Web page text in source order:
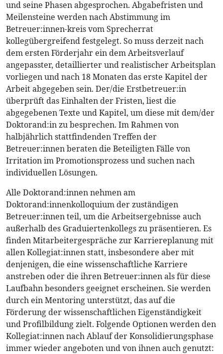
und seine Phasen abgesprochen. Abgabefristen und
Meilensteine werden nach Abstimmung im
Betreuer:innen-kreis vom Sprecherrat
kollegübergreifend festgelegt. So muss derzeit nach
dem ersten Förderjahr ein dem Arbeitsverlauf
angepasster, detaillierter und realistischer Arbeitsplan
vorliegen und nach 18 Monaten das erste Kapitel der
Arbeit abgegeben sein. Der/die Erstbetreuer:in
überprüft das Einhalten der Fristen, liest die
abgegebenen Texte und Kapitel, um diese mit dem/der
Doktorand:in zu besprechen. Im Rahmen von
halbjährlich stattfindenden Treffen der
Betreuer:innen beraten die Beteiligten Fälle von
Irritation im Promotionsprozess und suchen nach
individuellen Lösungen.
Alle Doktorand:innen nehmen am
Doktorand:innenkolloquium der zuständigen
Betreuer:innen teil, um die Arbeitsergebnisse auch
außerhalb des Graduiertenkollegs zu präsentieren. Es
finden Mitarbeitergespräche zur Karriereplanung mit
allen Kollegiat:innen statt, insbesondere aber mit
denjenigen, die eine wissenschaftliche Karriere
anstreben oder die ihren Betreuer:innen als für diese
Laufbahn besonders geeignet erscheinen. Sie werden
durch ein Mentoring unterstützt, das auf die
Förderung der wissenschaftlichen Eigenständigkeit
und Profilbildung zielt. Folgende Optionen werden den
Kollegiat:innen nach Ablauf der Konsolidierungsphase
immer wieder angeboten und von ihnen auch genutzt: